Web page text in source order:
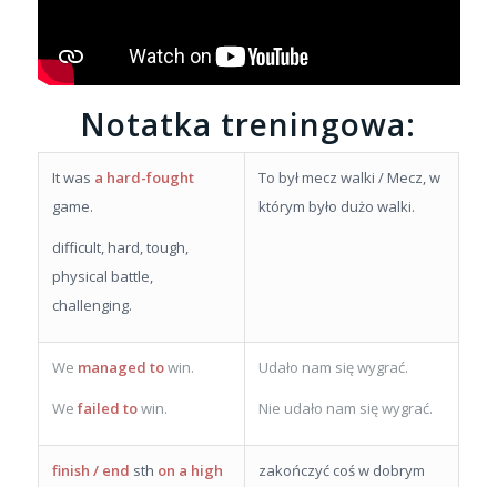
Notatka treningowa:
It was a hard-fought
game.
difficult, hard, tough,
physical battle,
challenging.
To był mecz walki / Mecz, w
którym było dużo walki.
We managed towin.
We failed towin.
Udało nam się wygrać.
Nie udało nam się wygrać.
finish / end sth on a high
zakończyć coś w dobrym